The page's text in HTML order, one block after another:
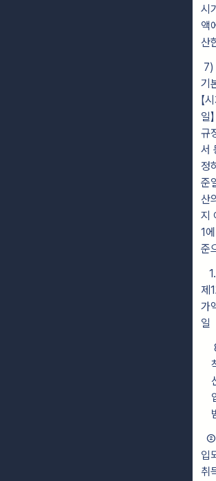
시
액
산
7)
기
【
일】
규
서
정
준
산
지
1
준
제
가
일
②
입
취